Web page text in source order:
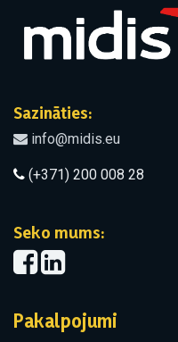
Sazināties:
info@midis.eu
(+371) 200 008 28
Seko mums:
Pakalpojumi